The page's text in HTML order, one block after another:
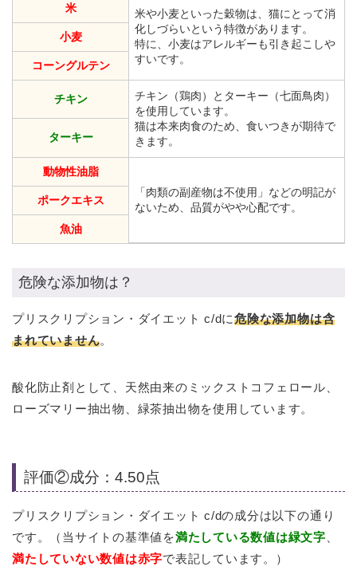
米
米や小麦といった穀物は、猫にとって消
化しづらいという特徴があります。
特に、小麦はアレルギーも引き起こしや
すいです。
小麦
コーングルテン
チキン
チキン（鶏肉）とターキー（七面鳥肉）
を使用しています。
猫は本来肉食のため、食いつきが期待で
きます。
ターキー
動物性油脂
「肉類の副産物は不使用」などの明記が
ないため、品質がやや心配です。
ポークエキス
魚油
危険な添加物は？
プリスクリプション・ダイエット c/dに危険な添加物は含
まれていません。
酸化防止剤として、天然由来のミックストコフェロール、
ローズマリー抽出物、緑茶抽出物を使用しています。
評価②成分：4.50点
プリスクリプション・ダイエット c/dの成分は以下の通り
です。（当サイトの基準値を満たしている数値は緑文字
満たしていない数値は赤字で表記しています。）